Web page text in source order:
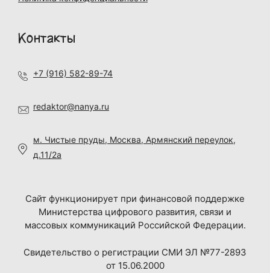
Контакты
+7 (916) 582-89-74
redaktor@nanya.ru
м. Чистые пруды, Москва, Армянский переулок,
д.11/2а
Сайт функционирует при финансовой поддержке
Министерства цифрового развития, связи и
массовых коммуникаций Российской Федерации.
Свидетельство о регистрации СМИ ЭЛ №77-2893
от 15.06.2000